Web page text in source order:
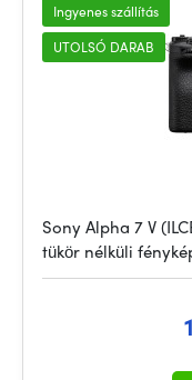
Ingyenes szállítás
UTOLSÓ DARAB
Sony Alpha 7 V
tükör nélküli